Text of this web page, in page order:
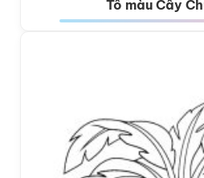
Tô màu Cây